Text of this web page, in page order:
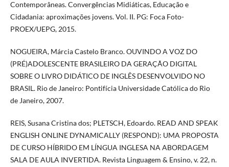
Contemporâneas. Convergências Midiáticas, Educação e
Cidadania: aproximações jovens. Vol. II. PG: Foca Foto-
PROEX/UEPG, 2015.
NOGUEIRA, Márcia Castelo Branco. OUVINDO A VOZ DO
(PRÉ)ADOLESCENTE BRASILEIRO DA GERAÇÃO DIGITAL
SOBRE O LIVRO DIDÁTICO DE INGLÊS DESENVOLVIDO NO
BRASIL. Rio de Janeiro: Pontifícia Universidade Católica do Rio
de Janeiro, 2007.
REIS, Susana Cristina dos; PLETSCH, Edoardo. READ AND SPEAK
ENGLISH ONLINE DYNAMICALLY (RESPOND): UMA PROPOSTA
DE CURSO HÍBRIDO EM LÍNGUA INGLESA NA ABORDAGEM
SALA DE AULA INVERTIDA. Revista Linguagem & Ensino, v. 22, n.